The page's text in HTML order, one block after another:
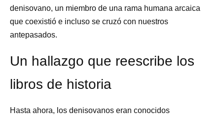
denisovano, un miembro de una rama humana arcaica
que coexistió e incluso se cruzó con nuestros
antepasados.
Un hallazgo que reescribe los
libros de historia
Hasta ahora, los denisovanos eran conocidos